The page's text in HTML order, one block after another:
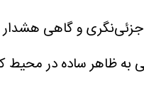
جزئی‌نگری و گاهی
ظاهر ساده در محیط